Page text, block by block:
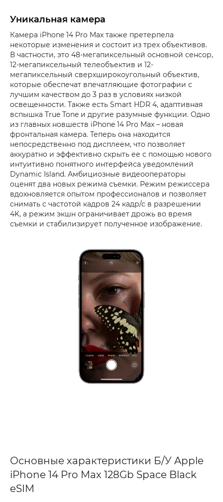
Уникальная камера
Камера iPhone 14 Pro Max также претерпела
некоторые изменения и состоит из трех объективов.
В частности, это 48-мегапиксельный основной сенсор,
12-мегапиксельный телеобъектив и 12-
мегапиксельный сверхширокоугольный объектив,
которые обеспечат впечатляющие фотографии с
лучшим качеством до 3 раз в условиях низкой
освещенности. Также есть Smart HDR 4, адаптивная
вспышка True Tone и другие разумные функции. Одно
из главных новшеств iPhone 14 Pro Max – новая
фронтальная камера. Теперь она находится
непосредственно под дисплеем, что позволяет
аккуратно и эффективно скрыть ее с помощью нового
интуитивно понятного интерфейса уведомлений
Dynamic Island. Амбициозные видеооператоры
оценят два новых режима съемки. Режим режиссера
вдохновляется опытом профессионалов и позволяет
снимать с частотой кадров 24 кадр/с в разрешении
4K, а режим экшн ограничивает дрожь во время
съемки и стабилизирует полученное изображение.
Основные характеристики Б/У Apple
iPhone 14 Pro Max 128Gb Space Black
eSIM